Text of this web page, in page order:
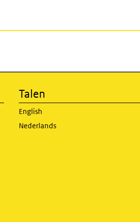
Talen
English
Nederlands